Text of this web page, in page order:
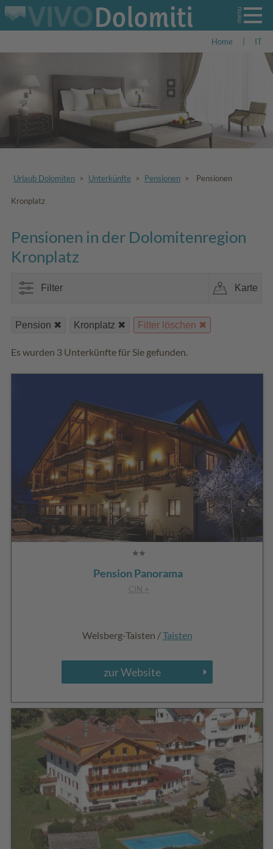
Home IT
Urlaub Dolomiten > Unterkünfte > Pensionen > Pensionen
Kronplatz
Pensionen in der Dolomitenregion
Kronplatz
Filter Karte
Pension Kronplatz Filter löschen
Es wurden 3 Unterkünfte für Sie gefunden.
Pension Panorama
CIN +
Welsberg-Taisten /Taisten
zur Website